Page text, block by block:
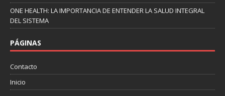
ONE HEALTH: LA IMPORTANCIA DE ENTENDER LA SALUD INTEGRAL
DEL SISTEMA
PÁGINAS
Contacto
Inicio